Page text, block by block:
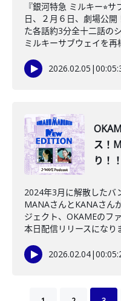
『銀河特急 ミルキー⭐︎
日、２月６日、劇場公
た各話約3分全十二話の
ミルキーサブウェイを再
2026.02.05 |
ス！
り！
2024年3月に解散したバ
MANAさんとKANAさん
ジェクト、OKAMEのフ
本日配信リリースになり
2026.02.04|